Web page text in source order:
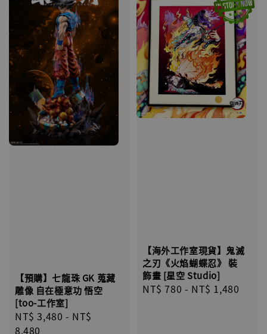
【預購】七龍珠 GK 蒐藏
雕像 自在極意功 悟空
[too-工作室]
Regular
price
NT$ 3,480 - NT$
8,480
【海外工作室現貨】鬼滅
之刃《火焰蝴蝶忍》 裝
飾畫 [星空 Studio]
Regular
NT$ 780 - NT$ 1,480